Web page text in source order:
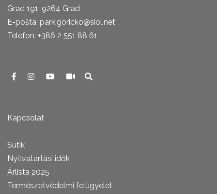
Grad 191, 9264 Grad
E-pošta: park.goricko@siol.net
Telefon: +386 2 551 88 61
Kapcsolat
Sütik
Nyitvatartási idők
Árlista 2025
Természetvédelmi felügyelet